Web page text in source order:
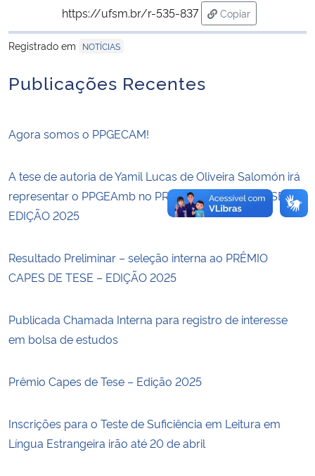
Secretaria de Governo
Gabinete de Segurança Institucional
Advocacia-Geral da União
https://ufsm.br/r-535-837
Copiar
para área de
Registrado em
NOTÍCIAS
Publicações Recentes
Agora somos o PPGECAM!
A tese de autoria de Yamil Lucas de Oliveira Salomón irá
representar o PPGEAmb no PRÊMIO CAPES DE TESE –
EDIÇÃO 2025
Resultado Preliminar – seleção interna ao PRÊMIO
CAPES DE TESE – EDIÇÃO 2025
Publicada Chamada Interna para registro de interesse
em bolsa de estudos
Prêmio Capes de Tese – Edição 2025
Inscrições para o Teste de Suficiência em Leitura em
Língua Estrangeira irão até 20 de abril